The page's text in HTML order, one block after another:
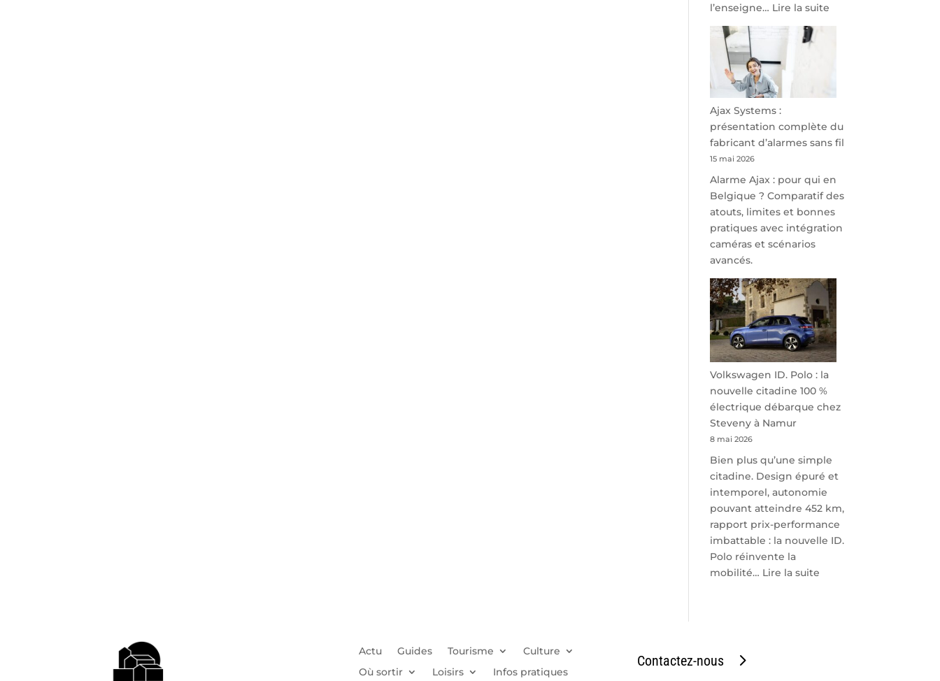
l’enseigne… Lire la suite
Park
redessine
parking
sécurisé
à
l’aéroport
Ajax Systems :
présentation complète du
fabricant d’alarmes sans fil
15 mai 2026
Alarme Ajax : pour qui en
Belgique ? Comparatif des
atouts, limites et bonnes
pratiques avec intégration
caméras et scénarios
avancés.
Volkswagen ID. Polo : la
nouvelle citadine 100 %
électrique débarque chez
Steveny à Namur
8 mai 2026
Bien plus qu’une simple
citadine. Design épuré et
intemporel, autonomie
pouvant atteindre 452 km,
rapport prix-performance
imbattable : la nouvelle ID.
Polo réinvente la
mobilité… Lire la suite
Actu Guides Tourisme
Culture
Où sortir
Loisirs Infos pratiques
Contactez-nous